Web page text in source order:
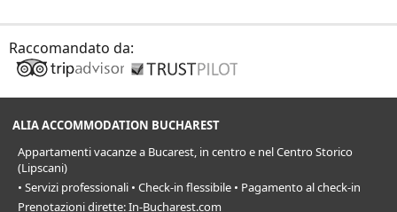
Raccomandato da:
ALIA ACCOMMODATION BUCHAREST
Appartamenti vacanze a Bucarest, in centro e nel Centro Storico
(Lipscani)
• Servizi professionali • Check-in flessibile • Pagamento al check-in
Prenotazioni dirette: In-Bucharest.com